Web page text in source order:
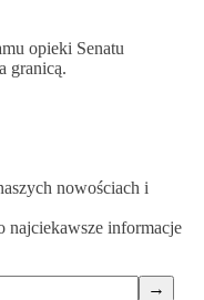
opieki Senatu
granicą.
nowościach i
najciekawsze informacje